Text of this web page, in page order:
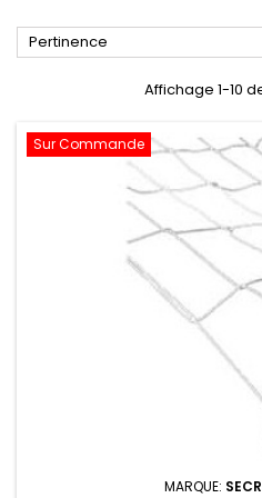
Pertinence
Affichage 1-10
Sur Commande
MARQUE: